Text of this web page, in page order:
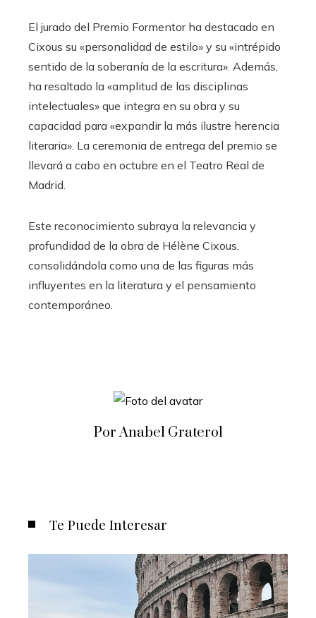
El jurado del Premio Formentor ha destacado en
Cixous su «personalidad de estilo» y su «intrépido
sentido de la soberanía de la escritura». Además,
ha resaltado la «amplitud de las disciplinas
intelectuales» que integra en su obra y su
capacidad para «expandir la más ilustre herencia
literaria». La ceremonia de entrega del premio se
llevará a cabo en octubre en el Teatro Real de
Madrid.​
Este reconocimiento subraya la relevancia y
profundidad de la obra de Hélène Cixous,
consolidándola como una de las figuras más
influyentes en la literatura y el pensamiento
contemporáneo.
Por Anabel Graterol
Te Puede Interesar